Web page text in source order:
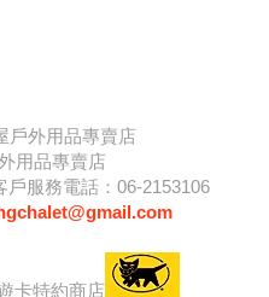
戶外用品專賣店
用品專賣店
服務電話：06-2153106
卡特約商店